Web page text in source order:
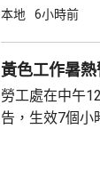
確定。
本地 6小時前
黃色工作暑
勞工處在中午
告，生效7個小